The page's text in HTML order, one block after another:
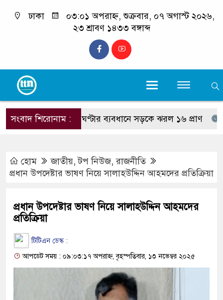
ঢাকা
০৩:০১ অপরাহ্ন, শুক্রবার, ০৭ অগাস্ট ২০২৬,
২৩ শ্রাবণ ১৪৩৩ বঙ্গাব্দ
সংবাদ শিরোনাম :দুই ঘণ্টার ব্যবধানে সড়কে ঝরল ১৬ প্রাণ
হোম জাতীয়,টপ নিউজ,রাজনীতি
প্রধান উপদেষ্টার ভাষণ নিয়ে সালাহউদ্দিন আহমদের প্রতিক্রিয়া
প্রধান উপদেষ্টার ভাষণ নিয়ে সালাহউদ্দিন আহমদের
প্রতিক্রিয়া
টিটিএন ডেস্ক :
আপডেট সময় : ০৯:০৩:১৭ অপরাহ্ন, বৃহস্পতিবার, ১৩ নভেম্বর ২০২৫